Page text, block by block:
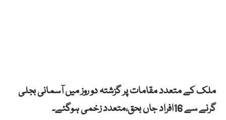
ملک کے متعدد مقامات پر گزشتہ دو روز میں آسمانی بجلی
گرنے سے 16افراد جاں بحق،متعدد زخمی ہوگئے۔